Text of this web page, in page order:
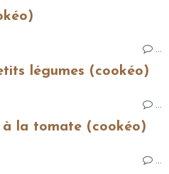
…
légumes (cookéo)
…
à la tomate (cookéo)
…